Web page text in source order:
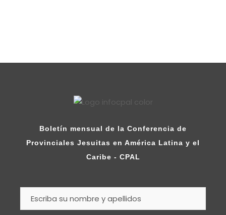
Boletín mensual de la Conferencia de
Provinciales Jesuitas en América Latina y el
Caribe - CPAL